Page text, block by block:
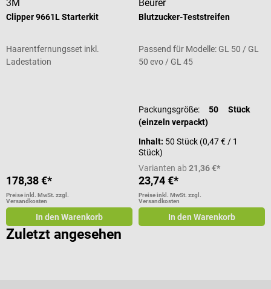
3M
Clipper 9661L Starterkit
Haarentfernungsset inkl.
Ladestation
178,38 €*
Preise inkl. MwSt. zzgl.
Versandkosten
In den Warenkorb
Beurer
Blutzucker-Teststreifen
Passend für Modelle: GL 50 / GL
50 evo / GL 45
Packungsgröße: 50 Stück
(einzeln verpackt)
Inhalt: 50 Stück (0,47 € / 1
Stück)
Varianten ab 21,36 €*
23,74 €*
Preise inkl. MwSt. zzgl.
Versandkosten
In den Warenkorb
Zuletzt angesehen